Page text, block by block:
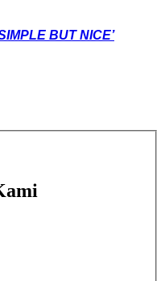
BUT NICE’